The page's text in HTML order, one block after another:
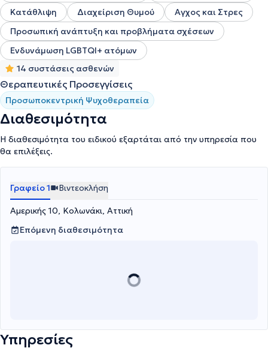
Κατάθλιψη
Διαχείριση Θυμού
Αγχος και Στρες
Προσωπική ανάπτυξη και προβλήματα σχέσεων
Ενδυνάμωση LGBTQI+ ατόμων
14 συστάσεις ασθενών
Θεραπευτικές Προσεγγίσεις
Προσωποκεντρική Ψυχοθεραπεία
Διαθεσιμότητα
Η διαθεσιμότητα του ειδικού εξαρτάται από την υπηρεσία που
θα επιλέξεις.
Γραφείο 1 Βιντεοκλήση
Αμερικής 10, Κολωνάκι, Αττική
Επόμενη διαθεσιμότητα
Υπηρεσίες